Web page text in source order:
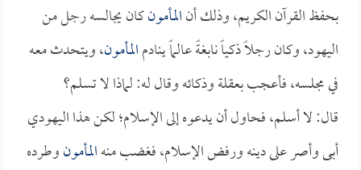
بحفظ القرآن الكريم، وذلك أنالمأمونكان يجالسه رجل من
اليهود، وكان رجلاً ذكياً نابغةً عالماً ينادمالمأمون، ويتحدث معه
في مجلسه، فأعجب بعقلة وذكائه وقال له: لماذا لا تسلم؟
قال: لا أسلم، فحاول أن يدعوه إلى الإسلام؛ لكن هذا اليهودي
أبى وأصر على دينه ورفض الإسلام، فغضب منهالمأمونوطرده